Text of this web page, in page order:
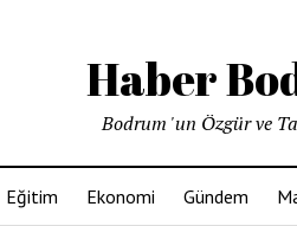
Haber
Bodrum 'un Özgür ve
Eğitim Ekonomi Gündem